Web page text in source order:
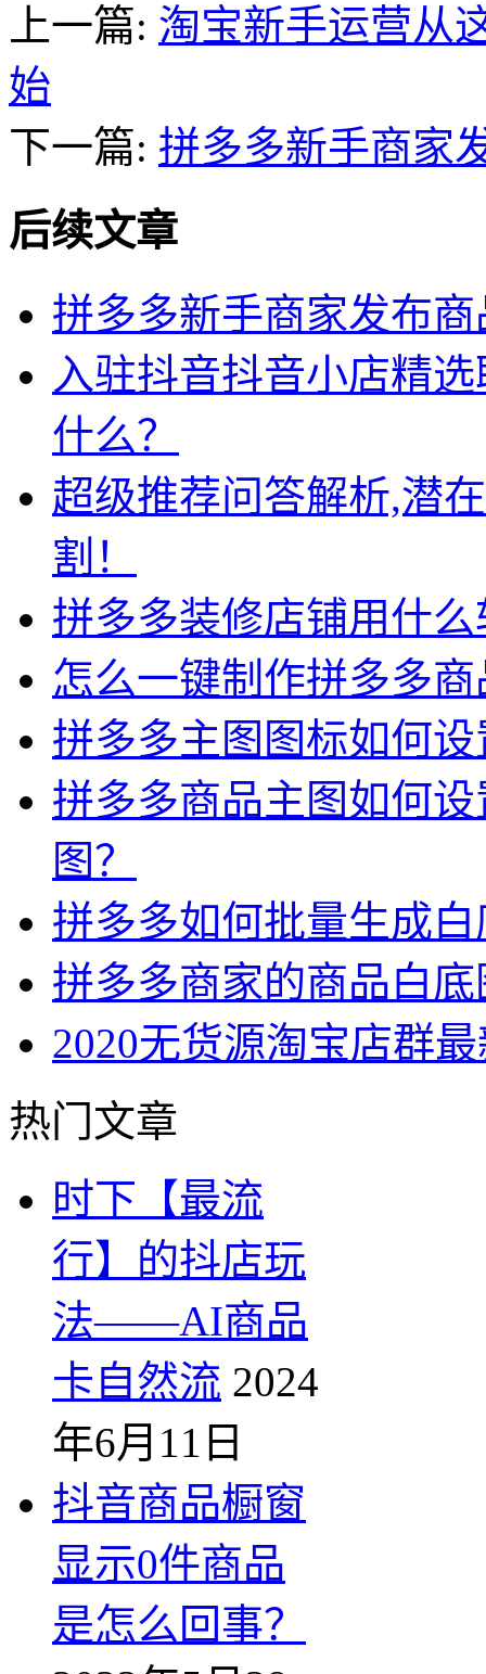
上一篇: 淘宝新手运营从
始
下一篇: 拼多多新手商家
后续文章
拼多多新手商家发布
入驻抖音抖音小店精
什么？
超级推荐问答解析,潜
割！
拼多多装修店铺用什
怎么一键制作拼多多
拼多多主图图标如何
拼多多商品主图如何
图？
拼多多如何批量生成白
拼多多商家的商品白
2020无货源淘宝店群
热门文章
时下【最流
行】的抖店玩
法——AI商品
卡自然流 2024
年6月11日
抖音商品橱窗
显示0件商品
是怎么回事？